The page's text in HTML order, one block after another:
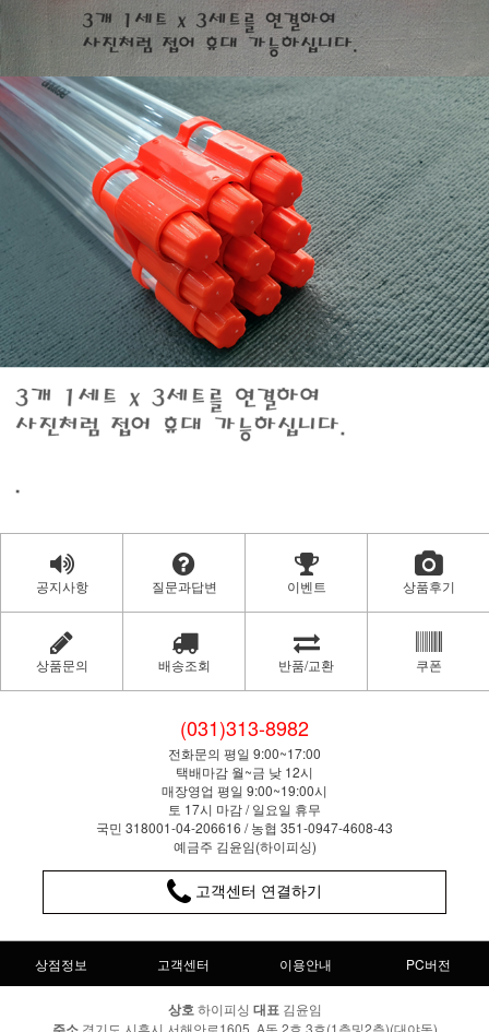
공지사항 질문과답변 이벤트 상품후기
상품문의 배송조회 반품/교환 쿠폰
(031)313-8982
전화문의 평일 9:00~17:00
택배마감 월~금 낮 12시
매장영업 평일 9:00~19:00시
토 17시 마감 / 일요일 휴무
국민 318001-04-206616 / 농협 351-0947-4608-43
예금주 김윤임(하이피싱)
고객센터 연결하기
상점정보 고객센터 이용안내 PC버전
상호 하이피싱 대표 김윤임
경기도 시흥시 서해안로1605, A동 2호,3호(1층및2층)(대야동)